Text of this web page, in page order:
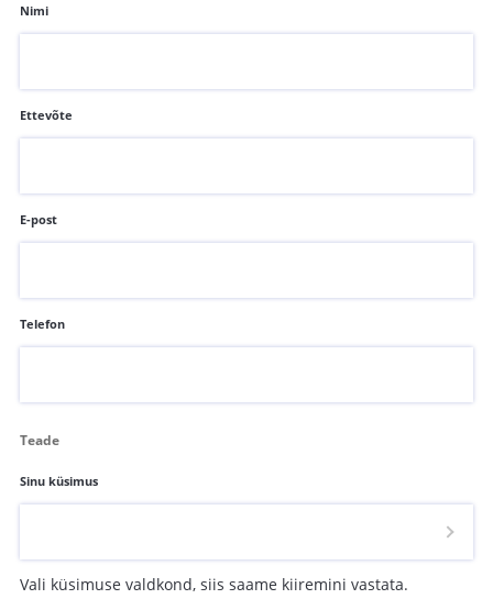
Nimi
Ettevõte
E-post
Telefon
Teade
Sinu küsimus
Vali küsimuse valdkond, siis saame kiiremini vastata.